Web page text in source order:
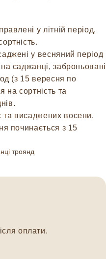
у літній період,
у весняний період
саджанці, заброньовані
(з 15 вересня по
на сортність та
та висаджених восени,
починається з 15
троянд
оплати.